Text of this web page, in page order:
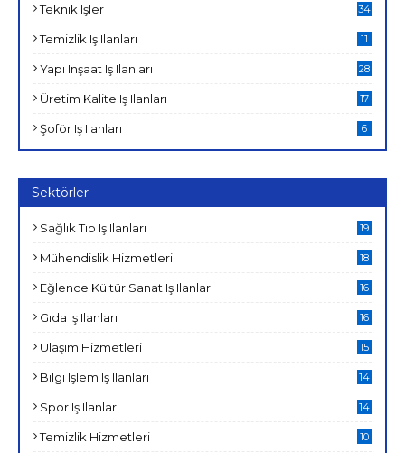
Teknik Işler 34
Temizlik Iş Ilanları 11
Yapı Inşaat Iş Ilanları 28
Üretim Kalite Iş Ilanları 17
Şoför Iş Ilanları 6
Sektörler
Sağlık Tıp Iş Ilanları 19
Mühendislik Hizmetleri 18
Eğlence Kültür Sanat Iş Ilanları 16
Gıda Iş Ilanları 16
Ulaşım Hizmetleri 15
Bilgi Işlem Iş Ilanları 14
Spor Iş Ilanları 14
Temizlik Hizmetleri 10